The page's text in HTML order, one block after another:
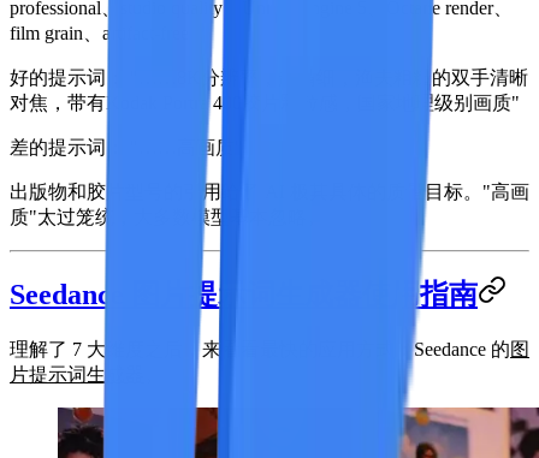
professional、studio quality、Unreal Engine 5、Octane render、
film grain、artifact-free
好的提示词：
"……8K分辨率，超精细，渔夫粗糙的双手清晰
对焦，带有Kodak Portra 400胶片颗粒感，国家地理级别画质"
差的提示词： "……高画质"
出版物和胶片型号的引用给了 AI 极其具体的质量目标。"高画
质"太过笼统，大多数模型基本忽略。
Seedance 图片提示词生成器使用指南
理解了 7 大维度之后，来看看最快的应用方式：Seedance 的图
片提示词生成器